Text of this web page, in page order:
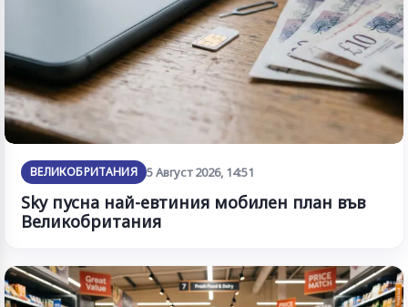
ВЕЛИКОБРИТАНИЯ 5 Август 2026, 14:51
Sky пусна най-евтиния мобилен план във
Великобритания